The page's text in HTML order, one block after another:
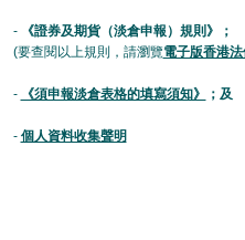
-
《證券及期貨（淡倉申報）規則》；
(要查閱以上規則，請瀏覽電子版香港
- 《須申報淡倉表格的填寫須知》 ；及
- 個人資料收集聲明